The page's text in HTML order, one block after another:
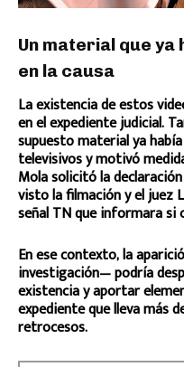
Un material que ya
en la causa
La existencia de estos
en el expediente judicial.
supuesto material ya
televisivos y motivó
Mola solicitó la
visto la filmación y el juez
señal TN que informara si
En ese contexto, la
investigación— podría
existencia y aportar
expediente que lleva más
retrocesos.